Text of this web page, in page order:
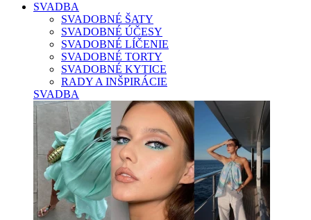
SVADBA
SVADOBNÉ ŠATY
SVADOBNÉ ÚČESY
SVADOBNÉ LÍČENIE
SVADOBNÉ TORTY
SVADOBNÉ KYTICE
RADY A INŠPIRÁCIE
SVADBA